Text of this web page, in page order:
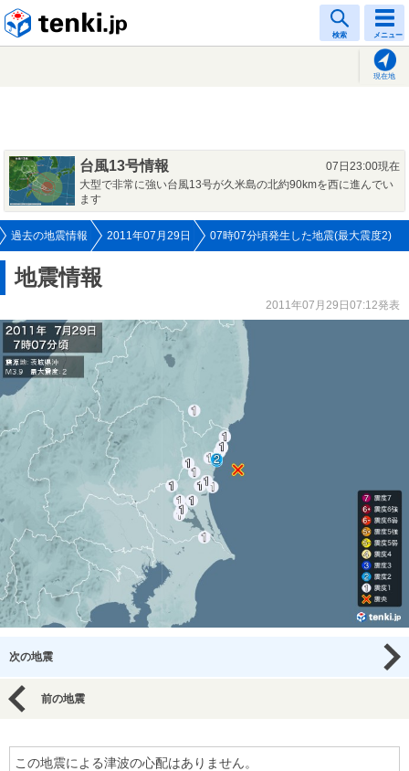
検索 メニュー
現在地
台風13号情報
07日23:00現在
大型で非常に強い台風13号が久米島の北約90kmを西に進んでい
ます
過去の地震情報 2011年07月29日 07時07分頃発生した地震(最大震度2)
地震情報
2011年07月29日07:12発表
次の地震
前の地震
この地震による津波の心配はありません。